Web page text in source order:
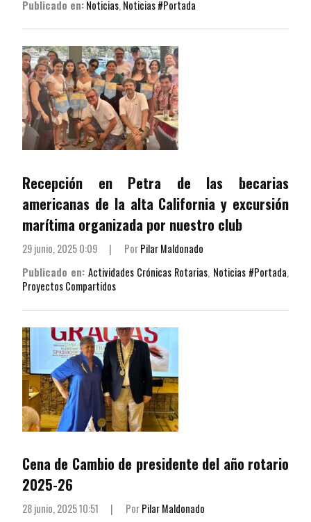
Publicado en:Noticias,Noticias #Portada
Recepción en Petra de las becarias
americanas de la alta California y excursión
marítima organizada por nuestro club
29 junio, 2025 0:09 | PorPilar Maldonado
Publicado en: Actividades Crónicas Rotarias, Noticias #Portada,
Proyectos Compartidos
Cena de Cambio de presidente del año rotario
2025-26
28 junio, 2025 10:51 | PorPilar Maldonado